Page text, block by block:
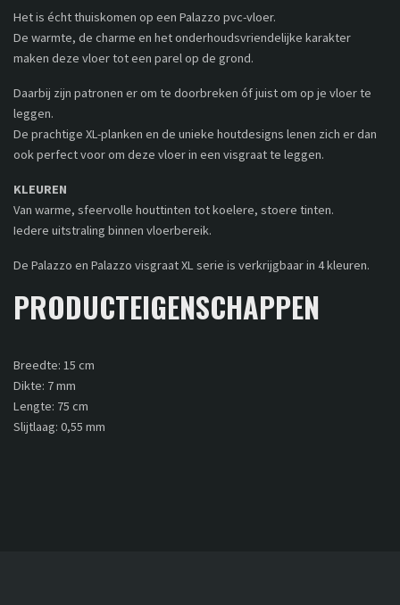
Het is écht thuiskomen op een Palazzo pvc-vloer.
De warmte, de charme en het onderhoudsvriendelijke karakter
maken deze vloer tot een parel op de grond.
Daarbij zijn patronen er om te doorbreken óf juist om op je vloer te
leggen.
De prachtige XL-planken en de unieke houtdesigns lenen zich er dan
ook perfect voor om deze vloer in een visgraat te leggen.
KLEUREN
Van warme, sfeervolle houttinten tot koelere, stoere tinten.
Iedere uitstraling binnen vloerbereik.
De Palazzo en Palazzo visgraat XL serie is verkrijgbaar in 4 kleuren.
PRODUCTEIGENSCHAPPEN
Breedte: 15 cm
Dikte: 7 mm
Lengte: 75 cm
Slijtlaag: 0,55 mm